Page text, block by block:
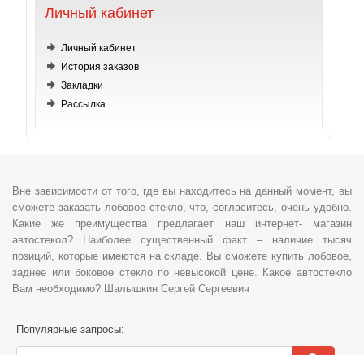
Личный кабинет
Личный кабинет
История заказов
Закладки
Рассылка
Вне зависимости от того, где вы находитесь на данный момент, вы
сможете заказать лобовое стекло, что, согласитесь, очень удобно.
Какие же преимущества предлагает наш интернет- магазин
автостекол? Наиболее существенный факт – наличие тысяч
позиций, которые имеются на складе. Вы сможете купить лобовое,
заднее или боковое стекло по невысокой цене. Какое автостекло
Вам необходимо? Шалышкин Сергей Сергеевич
Популярные запросы: